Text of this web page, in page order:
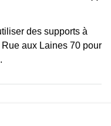
des supports à
aux Laines 70 pour